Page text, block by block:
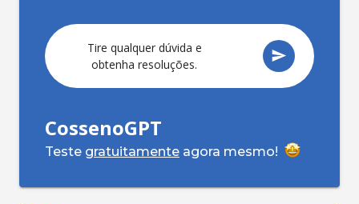
Tire qualquer dúvida e
obtenha resoluções.
CossenoGPT
Teste gratuitamente agora mesmo!